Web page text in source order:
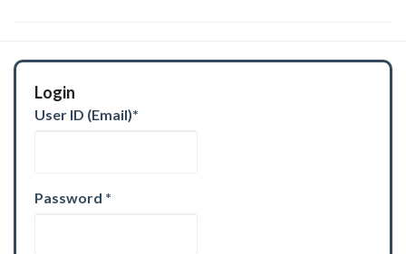
Login
User ID (Email)*
Password *